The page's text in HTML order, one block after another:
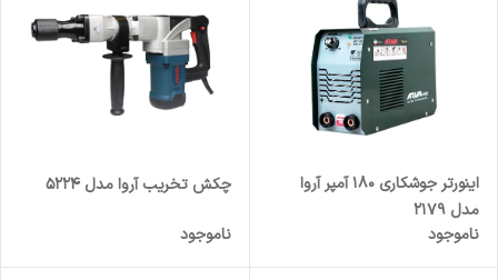
اینورتر جوشکاری 180 آمپر آروا
مدل 2179
ناموجود
چکش تخریب آروا مدل 5224
ناموجود